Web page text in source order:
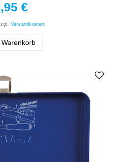
€
Versandkosten